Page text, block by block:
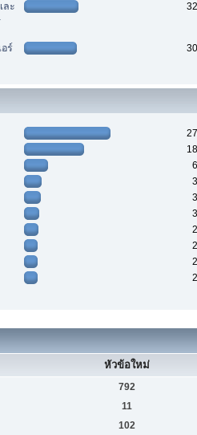
ละ
ร์
หัวข้อใหม่
792
11
102